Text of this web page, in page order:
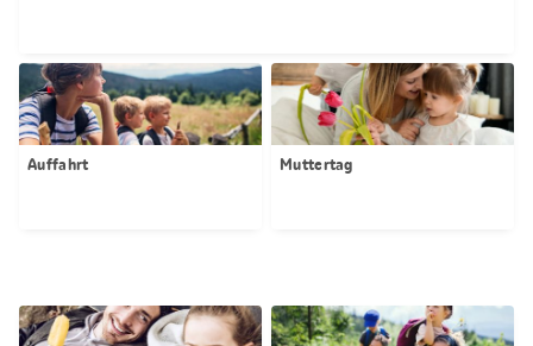
Auffahrt Muttertag